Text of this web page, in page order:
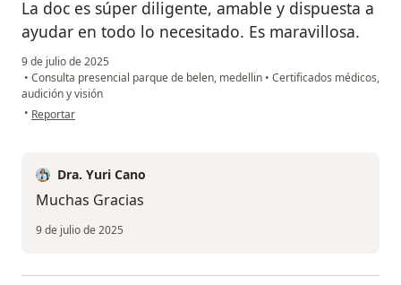
La doc es súper diligente, amable y dispuesta a
ayudar en todo lo necesitado. Es maravillosa.
9 de julio de 2025
• Consulta presencial parque de belen, medellin • Certificados médicos,
audición y visión
• en opinión del usuario Lynda Sánchez
Reportar
Dra. Yuri Cano
Muchas Gracias
9 de julio de 2025